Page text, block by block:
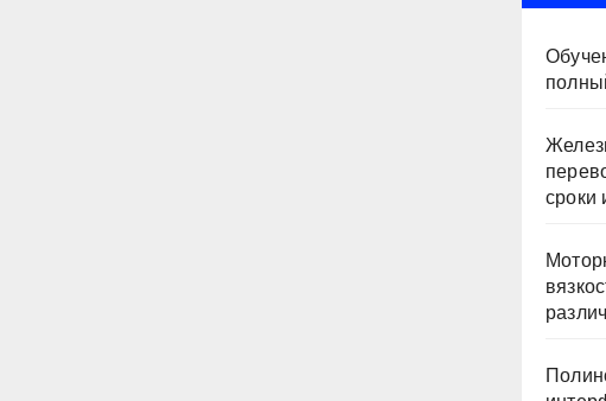
сроки